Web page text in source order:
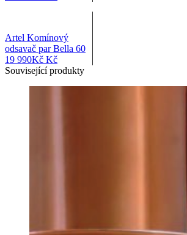
Artel Komínový
odsavač par Bella 60
19 990Kč Kč
Související produkty